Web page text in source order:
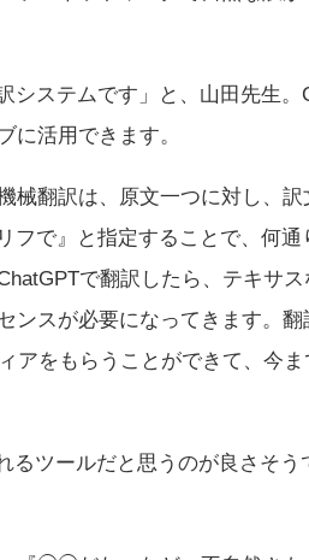
システムです」と、山田先生。
に活用できます。
械翻訳は、原文一つに対し、訳
フで』と指定することで、何通
で翻訳したら、テキサス
ンスが必要になってきます。翻
アをもらうことができて、今ま
るツールだと思うのが良さそう